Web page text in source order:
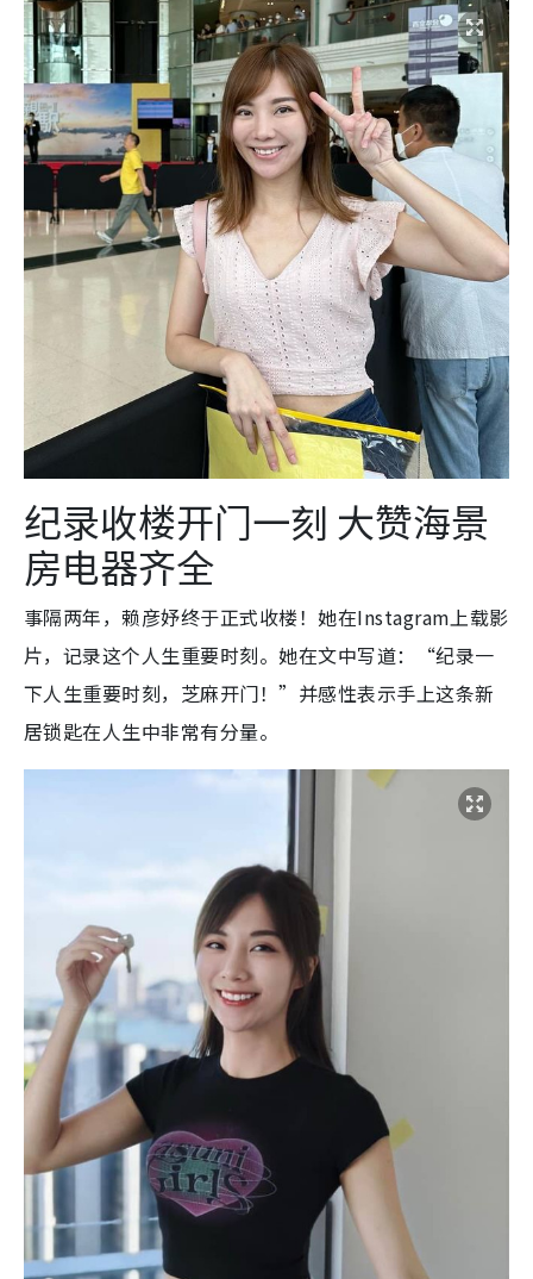
纪录收楼开门一刻 大赞海景
房电器齐全
事隔两年，赖彦妤终于正式收楼！她在Instagram上载影
片，记录这个人生重要时刻。她在文中写道：“纪录一
下人生重要时刻，芝麻开门！”并感性表示手上这条新
居锁匙在人生中非常有分量。